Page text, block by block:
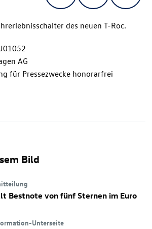
des neuen T-Roc.
AG
für Pressezwecke honorarfrei
Bild
Bestnote von fünf Sternen im Euro
Unterseite